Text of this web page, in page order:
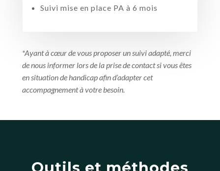
Suivi mise en place PA à 6 mois
*Ayant à cœur de vous proposer un suivi adapté, merci
de nous informer lors de la prise de contact si vous êtes
en situation de handicap afin d’adapter cet
accompagnement à votre besoin.